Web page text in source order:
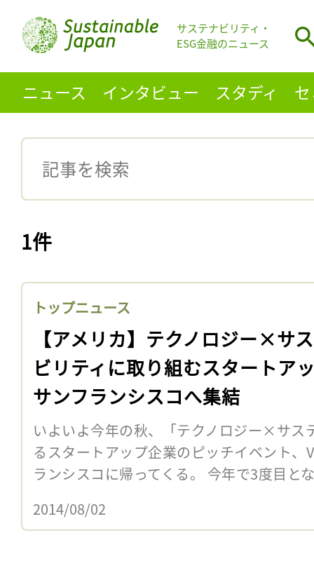
サステナビリティ・
ESG金融のニュース
ニュース インタビュー スタディ
1件
トップニュース
【アメリカ】テクノロジー×サ
ビリティに取り組むスタートア
サンフランシスコへ集結
いよいよ今年の秋、「テクノロジー×サス
るスタートアップ企業のピッチイベント、
ランシスコに帰ってくる。 今年で3度目と
2014/08/02